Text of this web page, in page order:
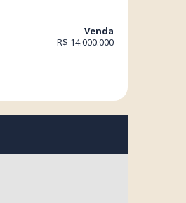
Venda
R$ 14.000.000